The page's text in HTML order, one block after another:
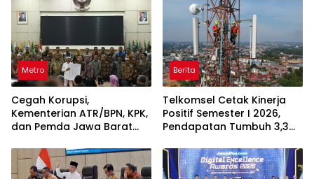
Metro
Cegah Korupsi,
Kementerian ATR/BPN, KPK,
dan Pemda Jawa Barat
Berita
Telkomsel Cetak Kinerja
Positif Semester I 2026,
Pendapatan Tumbuh 3,3